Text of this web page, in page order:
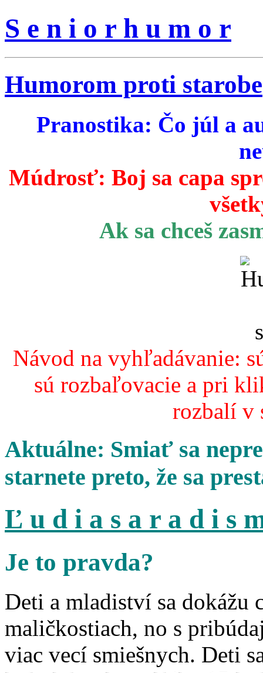
S e n i o r h u m o r
Humorom proti starobe
Pranostika: Čo júl a
Múdrosť: Boj sa capa
Ak sa chceš
Návod na vyhľadávanie:
sú rozbaľovacie a pri
rozbalí v
Aktuálne: Smiať sa
starnete preto, že sa
Ľ u d i a s a r a d i s
Je to pravda?
Deti a mladiství sa dokážu
maličkostiach, no s
viac vecí smiešnych. Deti